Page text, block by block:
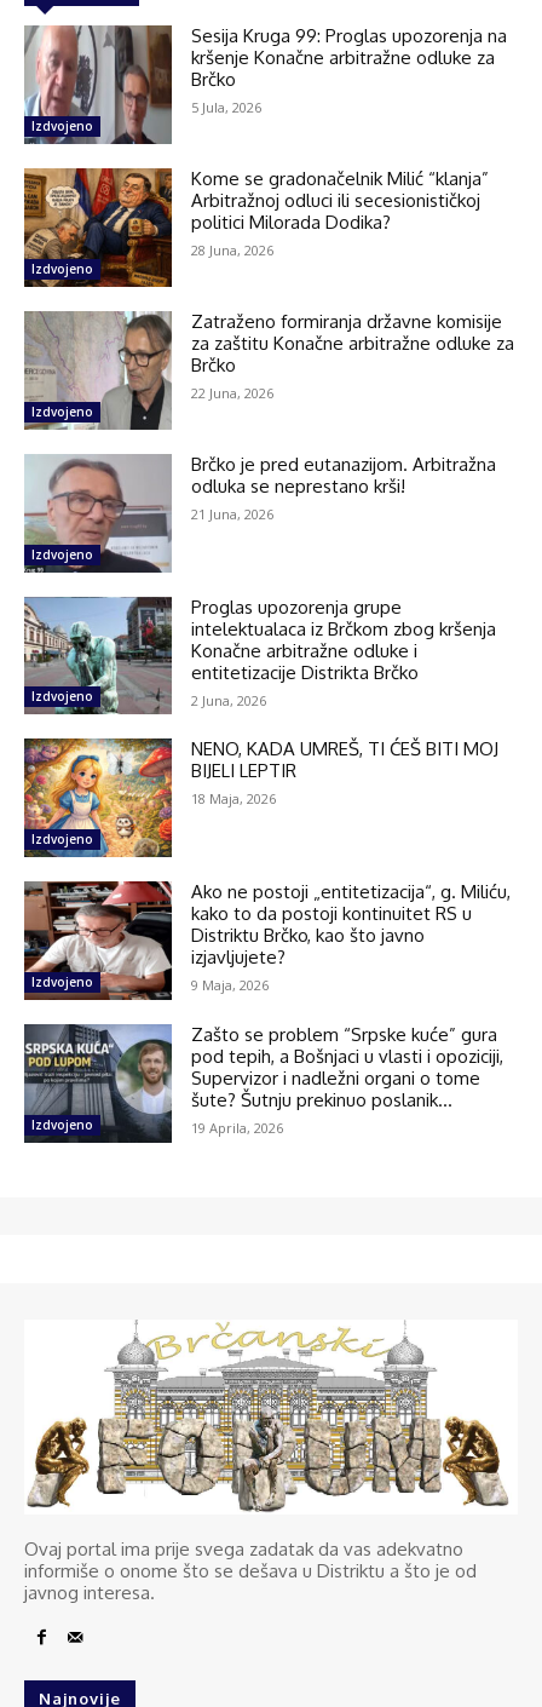
Izdvojeno
Sesija Kruga 99: Proglas upozorenja na
kršenje Konačne arbitražne odluke za
Brčko
5 Jula, 2026
Izdvojeno
Kome se gradonačelnik Milić “klanja”
Arbitražnoj odluci ili secesionističkoj
politici Milorada Dodika?
28 Juna, 2026
Izdvojeno
Zatraženo formiranja državne komisije
za zaštitu Konačne arbitražne odluke za
Brčko
22 Juna, 2026
Izdvojeno
Brčko je pred eutanazijom. Arbitražna
odluka se neprestano krši!
21 Juna, 2026
Izdvojeno
Proglas upozorenja grupe
intelektualaca iz Brčkom zbog kršenja
Konačne arbitražne odluke i
entitetizacije Distrikta Brčko
2 Juna, 2026
Izdvojeno
NENO, KADA UMREŠ, TI ĆEŠ BITI MOJ
BIJELI LEPTIR
18 Maja, 2026
Izdvojeno
Ako ne postoji „entitetizacija“, g. Miliću,
kako to da postoji kontinuitet RS u
Distriktu Brčko, kao što javno
izjavljujete?
9 Maja, 2026
Izdvojeno
Zašto se problem “Srpske kuće” gura
pod tepih, a Bošnjaci u vlasti i opoziciji,
Supervizor i nadležni organi o tome
šute? Šutnju prekinuo poslanik...
19 Aprila, 2026
Ovaj portal ima prije svega zadatak da vas adekvatno
informiše o onome što se dešava u Distriktu a što je od
javnog interesa.
Najnovije